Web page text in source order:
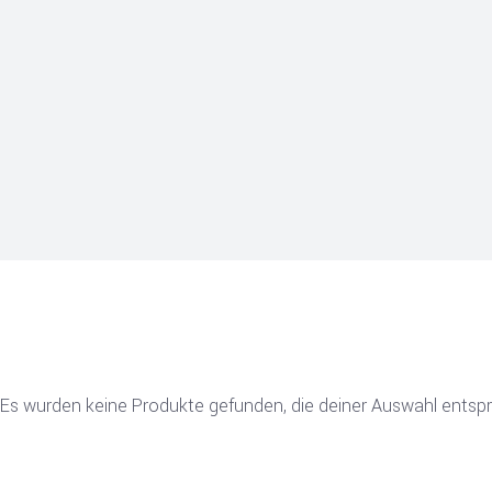
Es wurden keine Produkte gefunden, die deiner Auswahl